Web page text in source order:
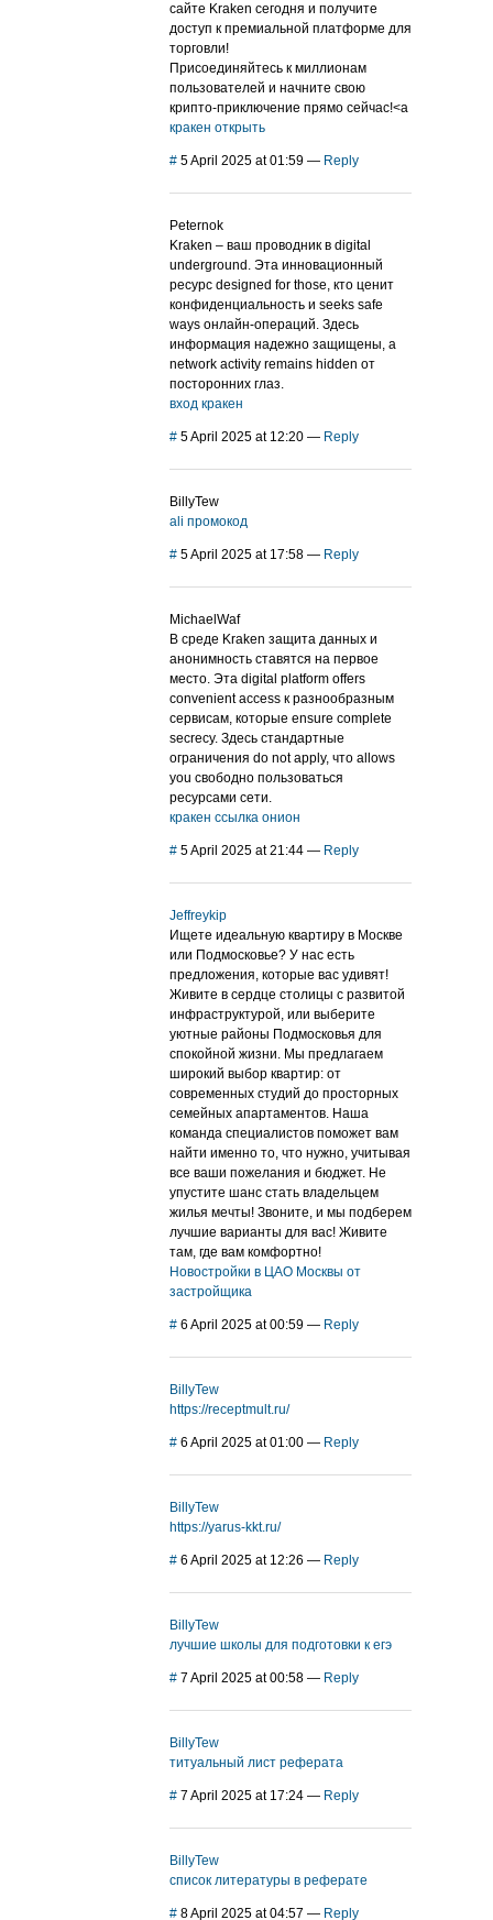
сайте Kraken сегодня и получите
доступ к премиальной платформе для
торговли!
Присоединяйтесь к миллионам
пользователей и начните свою
крипто-приключение прямо сейчас!<a
кракен открыть
# 5 April 2025 at 01:59 — Reply
Peternok
Kraken – ваш проводник в digital
underground. Эта инновационный
ресурс designed for those, кто ценит
конфиденциальность и seeks safe
ways онлайн-операций. Здесь
информация надежно защищены, а
network activity remains hidden от
посторонних глаз.
вход кракен
# 5 April 2025 at 12:20 — Reply
BillyTew
ali промокод
# 5 April 2025 at 17:58 — Reply
MichaelWaf
В среде Kraken защита данных и
анонимность ставятся на первое
место. Эта digital platform offers
convenient access к разнообразным
сервисам, которые ensure complete
secrecy. Здесь стандартные
ограничения do not apply, что allows
you свободно пользоваться
ресурсами сети.
кракен ссылка онион
# 5 April 2025 at 21:44 — Reply
Jeffreykip
Ищете идеальную квартиру в Москве
или Подмосковье? У нас есть
предложения, которые вас удивят!
Живите в сердце столицы с развитой
инфраструктурой, или выберите
уютные районы Подмосковья для
спокойной жизни. Мы предлагаем
широкий выбор квартир: от
современных студий до просторных
семейных апартаментов. Наша
команда специалистов поможет вам
найти именно то, что нужно, учитывая
все ваши пожелания и бюджет. Не
упустите шанс стать владельцем
жилья мечты! Звоните, и мы подберем
лучшие варианты для вас! Живите
там, где вам комфортно!
Новостройки в ЦАО Москвы от
застройщика
# 6 April 2025 at 00:59 — Reply
BillyTew
https://receptmult.ru/
# 6 April 2025 at 01:00 — Reply
BillyTew
https://yarus-kkt.ru/
# 6 April 2025 at 12:26 — Reply
BillyTew
лучшие школы для подготовки к егэ
# 7 April 2025 at 00:58 — Reply
BillyTew
титуальный лист реферата
# 7 April 2025 at 17:24 — Reply
BillyTew
список литературы в реферате
# 8 April 2025 at 04:57 — Reply